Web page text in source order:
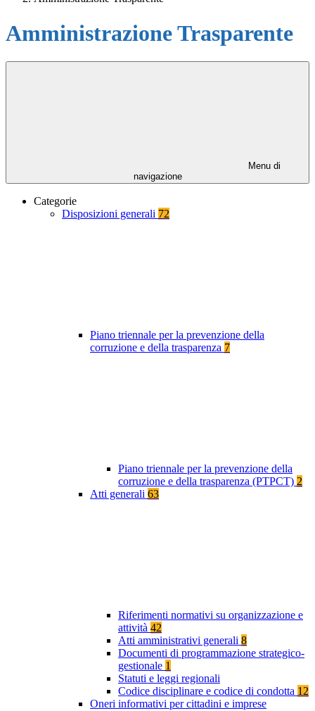
Amministrazione Trasparente
Menu di
navigazione
Categorie
Disposizioni generali 72
Piano triennale per la prevenzione della
corruzione e della trasparenza 7
Piano triennale per la prevenzione della
corruzione e della trasparenza (PTPCT) 2
Atti generali 63
Riferimenti normativi su organizzazione e
attività 42
Atti amministrativi generali 8
Documenti di programmazione strategico-
gestionale 1
Statuti e leggi regionali
Codice disciplinare e codice di condotta 12
Oneri informativi per cittadini e imprese